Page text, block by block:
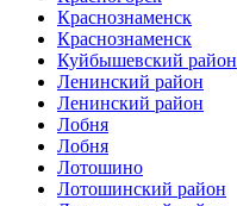
Краснознаменск
Краснознаменск
Куйбышевский район
Ленинский район
Ленинский район
Лобня
Лобня
Лотошино
Лотошинский район